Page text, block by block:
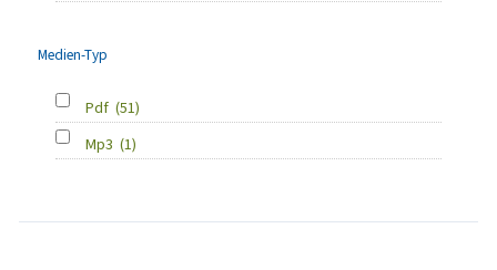
Medien-Typ
Pdf (51)
Mp3 (1)